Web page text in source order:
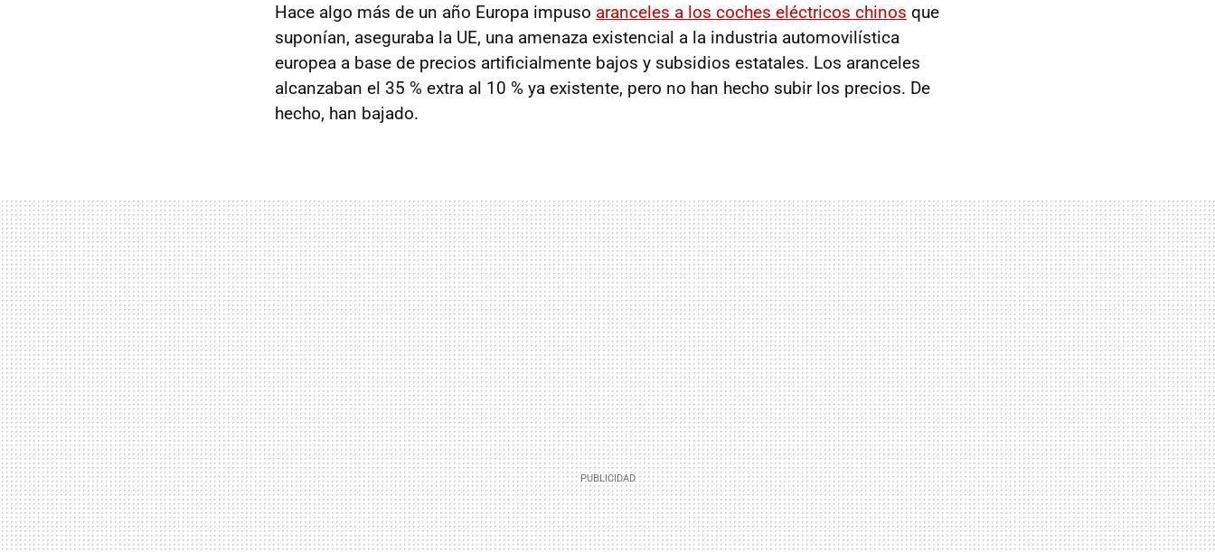
Hace algo más de un año Europa impuso aranceles a los coches eléctricos chinos que
suponían, aseguraba la UE, una amenaza existencial a la industria automovilística
europea a base de precios artificialmente bajos y subsidios estatales. Los aranceles
alcanzaban el 35 % extra al 10 % ya existente, pero no han hecho subir los precios. De
hecho, han bajado.